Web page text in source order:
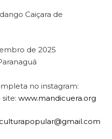
Caiçara de
de 2025
no instagram:
www.mandicuera.org